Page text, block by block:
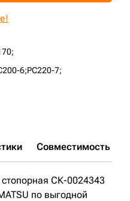
6;PC220-7;
Совместимость
СК-0024343
по выгодной